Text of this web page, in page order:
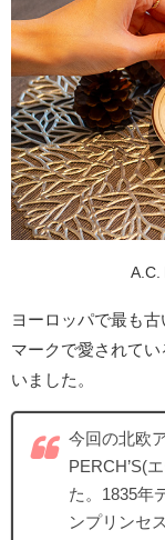
A.C.
ヨーロッパで最も
マークで愛されてい
いました。
今回の北欧
PERCH’S(
た。1835年
ンプリンセ